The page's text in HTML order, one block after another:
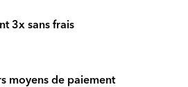
3x sans frais
moyens de paiement